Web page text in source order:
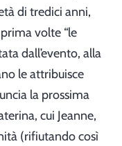
di tredici anni,
volte “le
dall’evento, alla
le attribuisce
la prossima
cui Jeanne,
(rifiutando così